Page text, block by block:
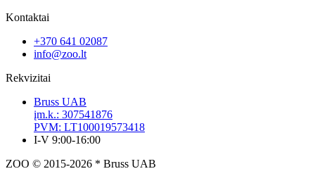
Kontaktai
+370 641 02087
info@zoo.lt
Rekvizitai
Bruss UAB
įm.k.: 307541876
PVM: LT100019573418
I-V 9:00-16:00
ZOO © 2015-2026 * Bruss UAB